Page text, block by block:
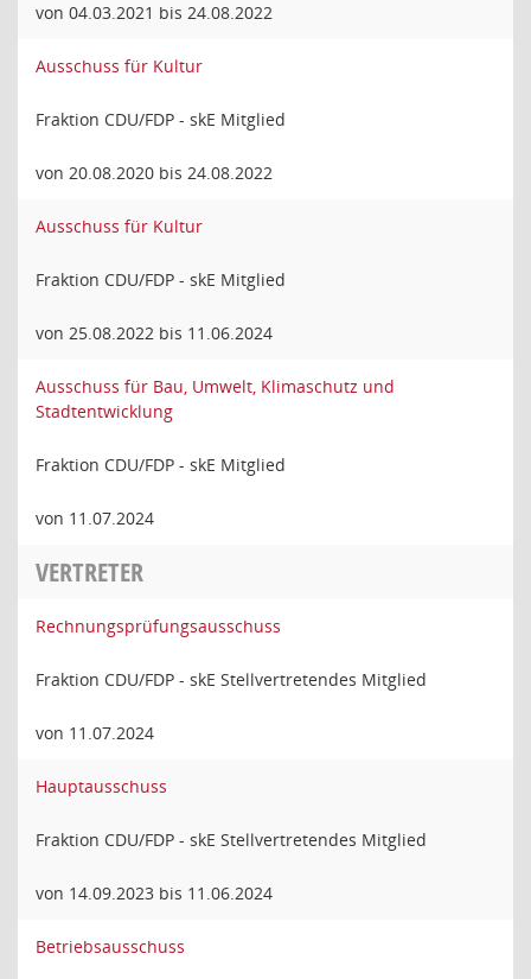
von 04.03.2021 bis 24.08.2022
Ausschuss für Kultur
Fraktion CDU/FDP - skE Mitglied
von 20.08.2020 bis 24.08.2022
Ausschuss für Kultur
Fraktion CDU/FDP - skE Mitglied
von 25.08.2022 bis 11.06.2024
Ausschuss für Bau, Umwelt, Klimaschutz und
Stadtentwicklung
Fraktion CDU/FDP - skE Mitglied
von 11.07.2024
VERTRETER
Rechnungsprüfungsausschuss
Fraktion CDU/FDP - skE Stellvertretendes Mitglied
von 11.07.2024
Hauptausschuss
Fraktion CDU/FDP - skE Stellvertretendes Mitglied
von 14.09.2023 bis 11.06.2024
Betriebsausschuss